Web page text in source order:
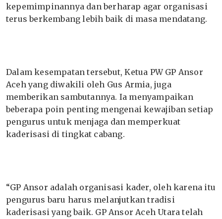
kepemimpinannya dan berharap agar organisasi
terus berkembang lebih baik di masa mendatang.
Dalam kesempatan tersebut, Ketua PW GP Ansor
Aceh yang diwakili oleh Gus Armia, juga
memberikan sambutannya. Ia menyampaikan
beberapa poin penting mengenai kewajiban setiap
pengurus untuk menjaga dan memperkuat
kaderisasi di tingkat cabang.
“GP Ansor adalah organisasi kader, oleh karena itu
pengurus baru harus melanjutkan tradisi
kaderisasi yang baik. GP Ansor Aceh Utara telah